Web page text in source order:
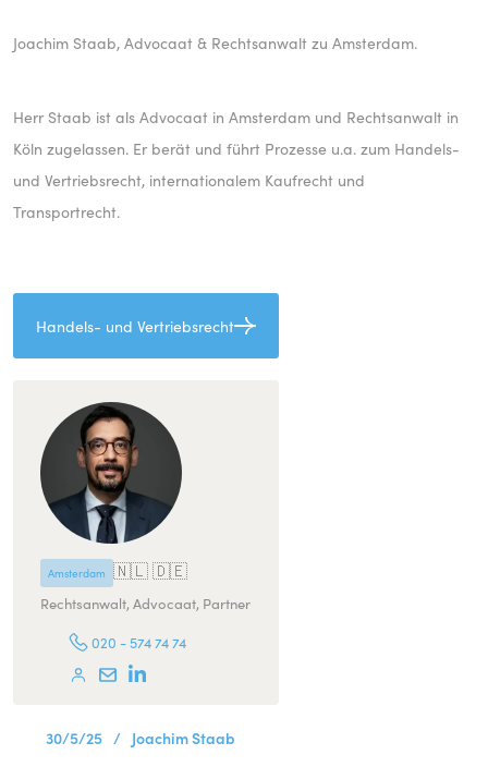
Joachim Staab, Advocaat & Rechtsanwalt zu Amsterdam.
Herr Staab ist als Advocaat in Amsterdam und Rechtsanwalt in
Köln zugelassen. Er berät und führt Prozesse u.a. zum Handels-
und Vertriebsrecht, internationalem Kaufrecht und
Transportrecht.
Handels- und Vertriebsrecht
Amsterdam 🇳🇱 🇩🇪
Rechtsanwalt, Advocaat, Partner
020 - 574 74 74
30/5/25 / Joachim Staab